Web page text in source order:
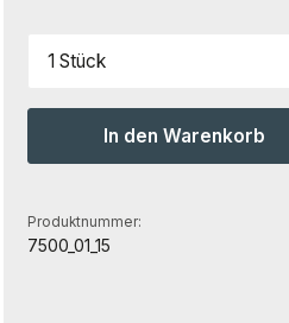
Produkt Anzahl: Gib
In den Warenkorb
Produktnummer:
7500_01_15